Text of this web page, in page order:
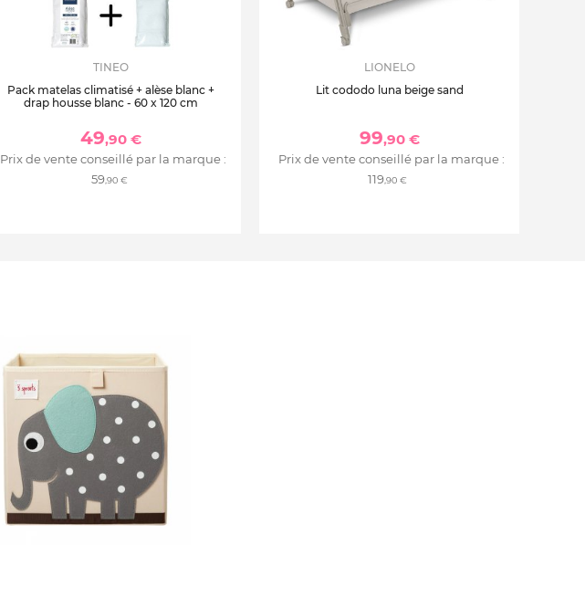
TINEO
Pack matelas climatisé + alèse blanc +
drap housse blanc - 60 x 120 cm
49,90 €
Prix de vente conseillé par la marque :
59,90 €
LIONELO
Lit cododo luna beige sand
99,90 €
Prix de vente conseillé par la marque :
119,90 €